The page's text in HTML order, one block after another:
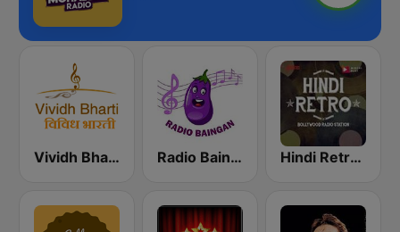
Vividh Bharti (विविध भारती) Radio Baingan Hindi Retro Hits Radio